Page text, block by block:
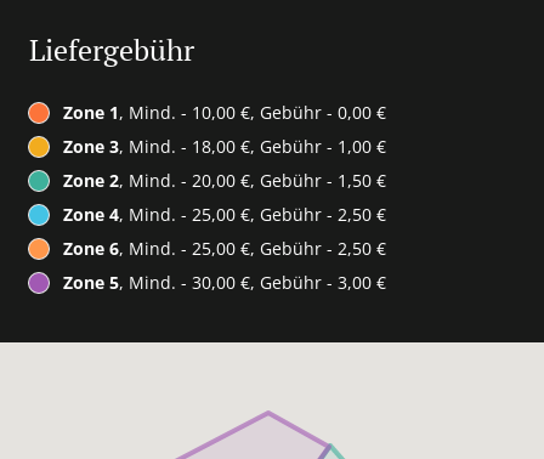
Liefergebühr
Zone 1, Mind. - 10,00 €, Gebühr - 0,00 €
Zone 3, Mind. - 18,00 €, Gebühr - 1,00 €
Zone 2, Mind. - 20,00 €, Gebühr - 1,50 €
Zone 4, Mind. - 25,00 €, Gebühr - 2,50 €
Zone 6, Mind. - 25,00 €, Gebühr - 2,50 €
Zone 5, Mind. - 30,00 €, Gebühr - 3,00 €